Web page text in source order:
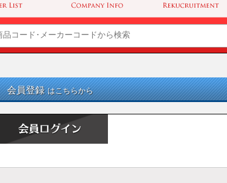
会員登録 はこちらから